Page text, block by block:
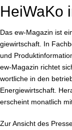
HeiWaKo
Das ew-Magazin ist
gie­wirt­schaft. In
und
ew-Magazin richtet
wort­li­che in den
En­er­gie­wirt­schaft.
erscheint monatlich
Zur Ansicht des